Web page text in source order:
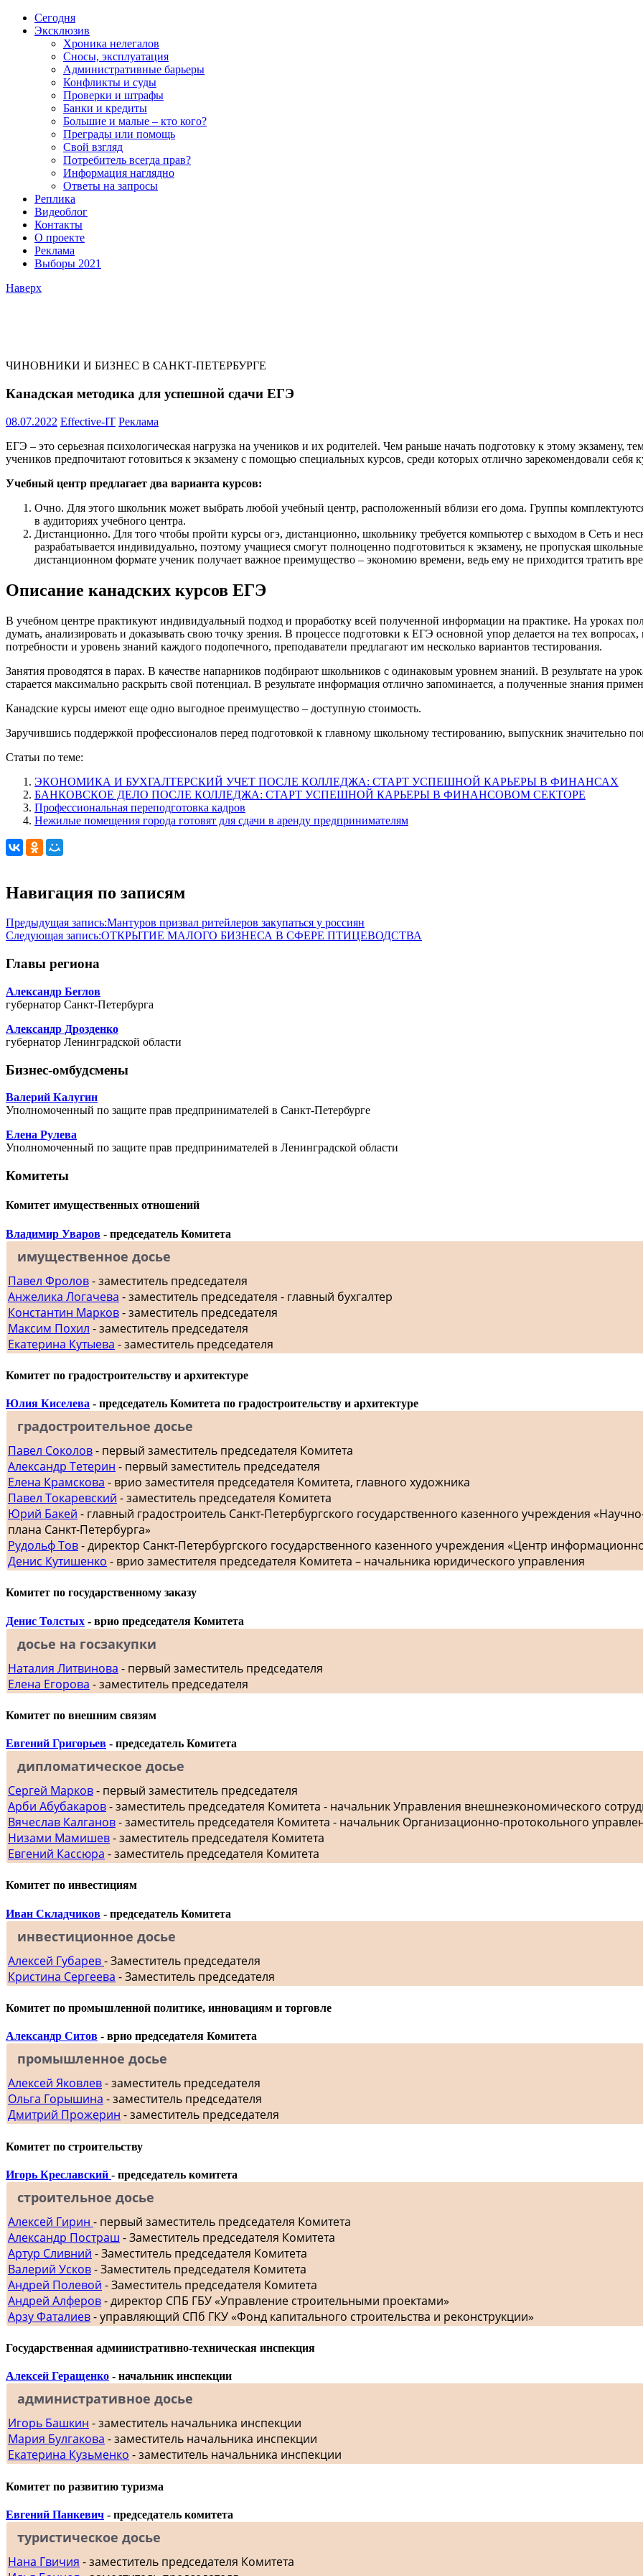
Сегодня
Эксклюзив
Хроника нелегалов
Сносы, эксплуатация
Административные барьеры
Конфликты и суды
Проверки и штрафы
Банки и кредиты
Большие и малые – кто кого?
Преграды или помощь
Свой взгляд
Потребитель всегда прав?
Информация наглядно
Ответы на запросы
Реплика
Видеоблог
Контакты
О проекте
Реклама
Выборы 2021
Наверх
ЧИНОВНИКИ И БИЗНЕС В САНКТ-ПЕТЕРБУРГЕ
Канадская методика для успешной сдачи ЕГЭ
08.07.2022 Effective-IT Реклама
ЕГЭ – это серьезная психологическая нагрузка на учеников и их родителей. Чем раньше начать подготовку к этому экзамену,
учеников предпочитают готовиться к экзамену с помощью специальных курсов, среди которых отлично зарекомендовали себя
Учебный центр предлагает два варианта курсов:
Очно. Для этого школьник может выбрать любой учебный центр, расположенный вблизи его дома. Группы
в аудиториях учебного центра.
Дистанционно. Для того чтобы пройти курсы огэ, дистанционно, школьнику требуется компьютер с выходом в Сеть и
разрабатывается индивидуально, поэтому учащиеся смогут полноценно подготовиться к экзамену, не пропуская
дистанционном формате ученик получает важное преимущество – экономию времени, ведь ему не приходится тратить
Описание канадских курсов ЕГЭ
В учебном центре практикуют индивидуальный подход и проработку всей полученной информации на практике. На уроках
думать, анализировать и доказывать свою точку зрения. В процессе подготовки к ЕГЭ основной упор делается на тех
потребности и уровень знаний каждого подопечного, преподаватели предлагают им несколько вариантов тестирования.
Занятия проводятся в парах. В качестве напарников подбирают школьников с одинаковым уровнем знаний. В результате на
старается максимально раскрыть свой потенциал. В результате информация отлично запоминается, а полученные знания
Канадские курсы имеют еще одно выгодное преимущество – доступную стоимость.
Заручившись поддержкой профессионалов перед подготовкой к главному школьному тестированию, выпускник значительно
Статьи по теме:
ЭКОНОМИКА И БУХГАЛТЕРСКИЙ УЧЕТ ПОСЛЕ КОЛЛЕДЖА: СТАРТ УСПЕШНОЙ КАРЬЕРЫ В ФИНАНСАХ
БАНКОВСКОЕ ДЕЛО ПОСЛЕ КОЛЛЕДЖА: СТАРТ УСПЕШНОЙ КАРЬЕРЫ В ФИНАНСОВОМ СЕКТОРЕ
Профессиональная переподготовка кадров
Нежилые помещения города готовят для сдачи в аренду предпринимателям
Навигация по записям
Предыдущая запись:Мантуров призвал ритейлеров закупаться у россиян
Следующая запись:ОТКРЫТИЕ МАЛОГО БИЗНЕСА В СФЕРЕ ПТИЦЕВОДСТВА
Главы региона
Александр Беглов
губернатор Санкт-Петербурга
Александр Дрозденко
губернатор Ленинградской области
Бизнес-омбудсмены
Валерий Калугин
Уполномоченный по защите прав предпринимателей в Санкт-Петербурге
Елена Рулева
Уполномоченный по защите прав предпринимателей в Ленинградской области
Комитеты
Комитет имущественных отношений
Владимир Уваров - председатель Комитета
имущественное досье
Павел Фролов- заместитель председателя
Анжелика Логачева - заместитель председателя - главный бухгалтер
Константин Марков- заместитель председателя
Максим Похил - заместитель председателя
Екатерина Кутыева - заместитель председателя
Комитет по градостроительству и архитектуре
Юлия Киселева - председатель Комитета по градостроительству и архитектуре
градостроительное досье
Павел Соколов- первый заместитель председателя Комитета
Александр Тетерин - первый заместитель председателя
Елена Крамскова - врио заместителя председателя Комитета, главного художника
Павел Токаревский - заместитель председателя Комитета
Юрий Бакей - главный градостроитель Санкт-Петербургского государственного казенного учреждения
плана Санкт-Петербурга»
Рудольф Тов- директор Санкт-Петербургского государственного казенного учреждения «Центр
Денис Кутишенко - врио заместителя председателя Комитета – начальника юридического управления
Комитет по государственному заказу
Денис Толстых - врио председателя Комитета
досье на госзакупки
Наталия Литвинова - первый заместитель председателя
Елена Егорова - заместитель председателя
Комитет по внешним связям
Евгений Григорьев - председатель Комитета
дипломатическое досье
Сергей Марков- первый заместитель председателя
Арби Абубакаров- заместитель председателя Комитета - начальник Управления внешнеэкономического
Вячеслав Калганов- заместитель председателя Комитета - начальник Организационно-протокольного
Низами Мамишев- заместитель председателя Комитета
Евгений Кассюра - заместитель председателя Комитета
Комитет по инвестициям
Иван Складчиков - председатель Комитета
инвестиционное досье
Алексей Губарев- Заместитель председателя
Кристина Сергеева - Заместитель председателя
Комитет по промышленной политике, инновациям и торговле
Александр Ситов - врио председателя Комитета
промышленное досье
Алексей Яковлев- заместитель председателя
Ольга Горышина - заместитель председателя
Дмитрий Прожерин - заместитель председателя
Комитет по строительству
Игорь Креславский - председатель комитета
строительное досье
Алексей Гирин - первый заместитель председателя Комитета
Александр Постраш - Заместитель председателя Комитета
Артур Сливний - Заместитель председателя Комитета
Валерий Усков- Заместитель председателя Комитета
Андрей Полевой - Заместитель председателя Комитета
Андрей Алферов- директор СПБ ГБУ «Управление строительными проектами»
Арзу Фаталиев- управляющий СПб ГКУ «Фонд капитального строительства и реконструкции»
Государственная административно-техническая инспекция
Алексей Геращенко - начальник инспекции
административное досье
Игорь Башкин - заместитель начальника инспекции
Мария Булгакова - заместитель начальника инспекции
Екатерина Кузьменко - заместитель начальника инспекции
Комитет по развитию туризма
Евгений Панкевич - председатель комитета
туристическое досье
Нана Гвичия - заместитель председателя Комитета